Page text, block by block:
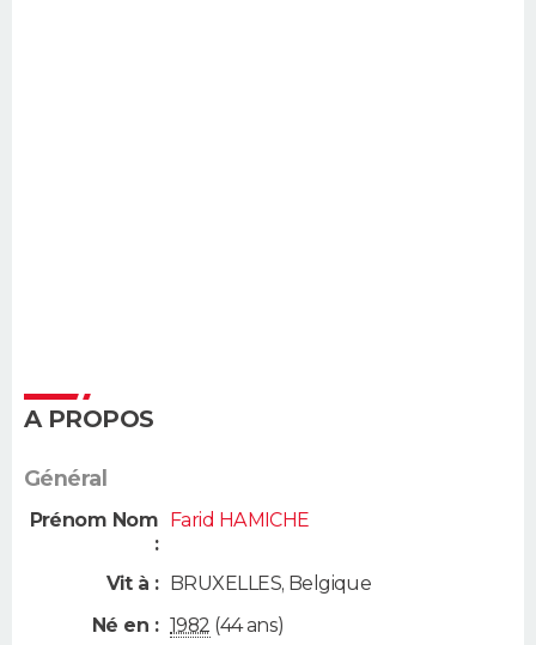
A PROPOS
Général
Prénom Nom
:
Farid HAMICHE
Vit à : BRUXELLES, Belgique
Né en : 1982 (44 ans)